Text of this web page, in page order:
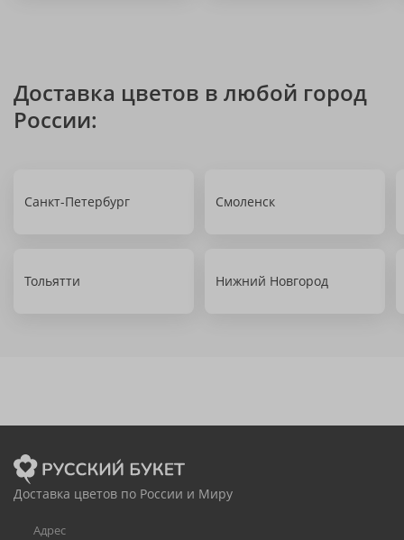
Доставка цветов в любой город
России:
Санкт-Петербург Смоленск
Тольятти Нижний Новгород
Доставка цветов по России и Миру
Адрес